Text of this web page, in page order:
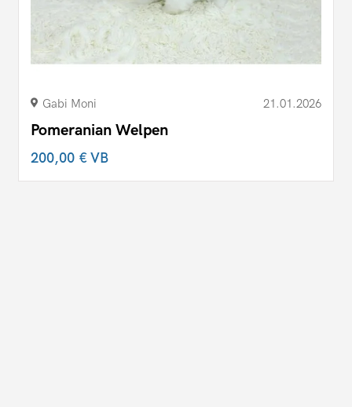
Gabi Moni 21.01.2026
Pomeranian Welpen
200,00 €VB